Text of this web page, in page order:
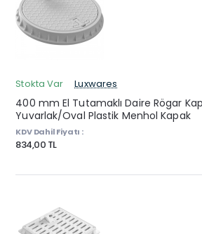
Stokta Var Luxwares
400 mm El Tutamaklı Daire Rögar
Yuvarlak/Oval Plastik Menhol Kapak
KDV Dahil Fiyatı :
834,00 TL